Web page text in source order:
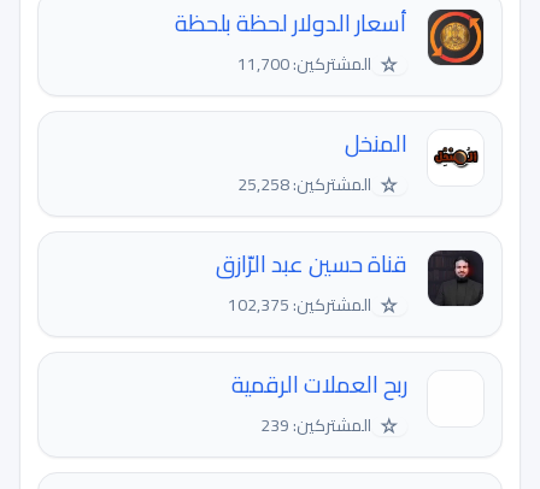
أسعار الدولار لحظة بلحظة
☆ المشتركين: 11,700
المنخل
☆ المشتركين: 25,258
قناة حسين عبد الرّازق
☆ المشتركين: 102,375
ربح العملات الرقمية
☆ المشتركين: 239